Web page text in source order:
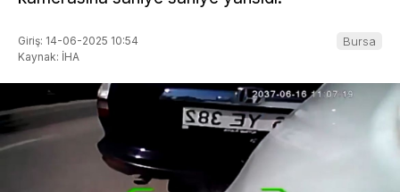
Giriş: 14-06-2025 10:54
Kaynak: İHA
Bursa